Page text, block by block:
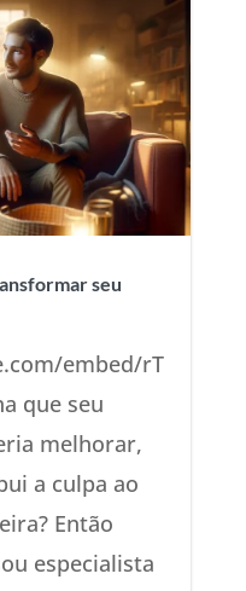
seu
embed/rT
que seu
melhorar,
a culpa ao
Então
especialista